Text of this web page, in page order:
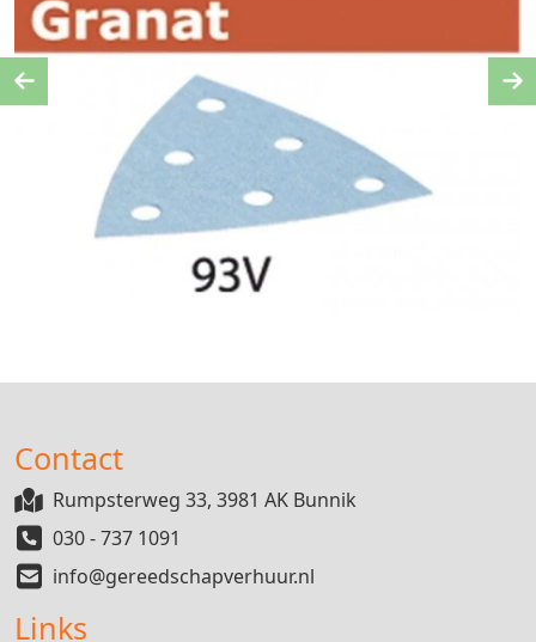
Previous
Contact
Rumpsterweg 33, 3981 AK Bunnik
030 - 737 1091
info@gereedschapverhuur.nl
Links